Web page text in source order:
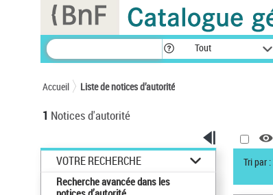
Tout
Accueil Liste de notices d’autorité
1 Notices d'autorité
VOTRE RECHERCHE
Recherche avancée dans les
Tri par :
Panneau de gestion des cookies